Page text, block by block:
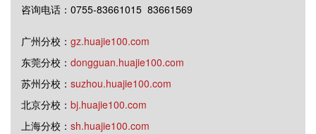
咨询电话：0755-83661015 83661569
广州分校： gz.huajie100.com
东莞分校： dongguan.huajie100.com
苏州分校： suzhou.huajie100.com
北京分校： bj.huajie100.com
上海分校： sh.huajie100.com